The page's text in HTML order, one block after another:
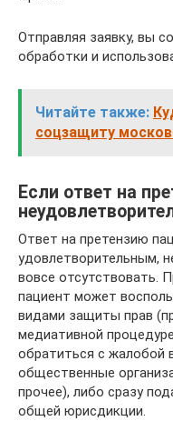
Отправляя заявку, вы
обработки и
Читайте также:
соцзащиту
Если ответ на
Ответ на претензию
удовлетворительным,
вовсе отсутствовать.
пациент может
видами защиты прав
медиативной
обратиться с жалобой
общественные
прочее), либо сразу
общей юрисдикции.